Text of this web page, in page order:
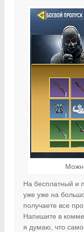
На бесплатный и
уже уже на
получаете все
Напишите в
я думаю, что